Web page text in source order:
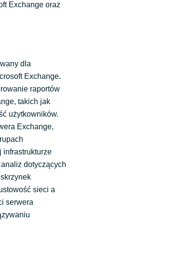
Exchange oraz
dla
Exchange.
raportów
takich jak
użytkowników.
Exchange,
infrastrukturze
dotyczących
sieci a
serwera